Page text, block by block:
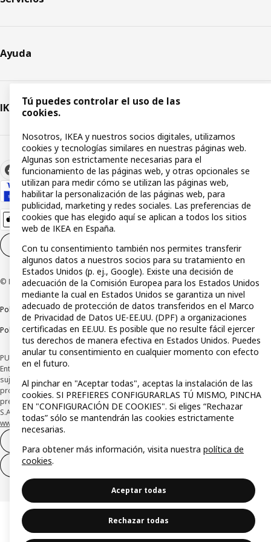
Ayuda
IKEA
Configuración de cookies ES
© Inter IKEA Systems B.V 1999-2026
Política de privacidad Política de cookiesTérminos y condiciones
Política de divulgación responsable
PUBLICIDAD: *Financiación a través de la tarjeta IKEA VISA emitida por la
Entidad de Pago híbrida CaixaBank Payments & Consumer, E.F.C., E.P., S.A.U., y
sujeta a su organización. La entidad ha escogido como sistema de
protección de los fondos recibidos de usuarios de servicios de pago que
presta su depósito en una cuenta bancaria separada abierta en CaixaBank,
S.A. Conoce más acerca de las formas de pago de tu tarjeta aquí:
www.caixabankpc.com/es/productos. ​
Desistimiento de solo servicios
Tú puedes controlar el uso de las
cookies.
Nosotros, IKEA y nuestros socios digitales, utilizamos
cookies y tecnologías similares en nuestras páginas web.
Algunas son estrictamente necesarias para el
funcionamiento de las páginas web, y otras opcionales se
utilizan para medir cómo se utilizan las páginas web,
habilitar la personalización de las páginas web, para
publicidad, marketing y redes sociales. Las preferencias de
cookies que has elegido aquí se aplican a todos los sitios
web de IKEA en España.
Con tu consentimiento también nos permites transferir
algunos datos a nuestros socios para su tratamiento en
Estados Unidos (p. ej., Google). Existe una decisión de
adecuación de la Comisión Europea para los Estados Unidos
mediante la cual en Estados Unidos se garantiza un nivel
adecuado de protección de datos transferidos en el Marco
de Privacidad de Datos UE-EE.UU. (DPF) a organizaciones
certificadas en EE.UU. Es posible que no resulte fácil ejercer
tus derechos de manera efectiva en Estados Unidos. Puedes
anular tu consentimiento en cualquier momento con efecto
en el futuro.
Al pinchar en "Aceptar todas", aceptas la instalación de las
cookies. SI PREFIERES CONFIGURARLAS TÚ MISMO, PINCHA
EN "CONFIGURACIÓN DE COOKIES". Si eliges “Rechazar
todas” sólo se mantendrán las cookies estrictamente
necesarias.
Para obtener más información, visita nuestra política de
cookies.
Aceptar todas
Rechazar todas